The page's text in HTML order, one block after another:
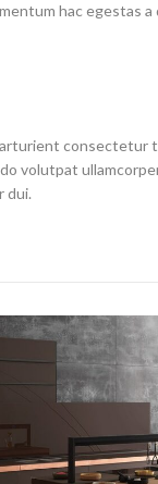
hac egestas
consectetur
volutpat
dui.